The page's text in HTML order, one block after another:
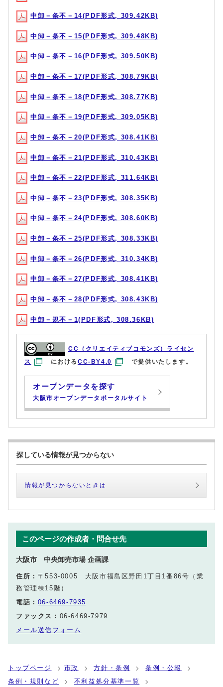
中卸－条不－14(PDF形式, 309.42KB)
中卸－条不－15(PDF形式, 309.48KB)
中卸－条不－16(PDF形式, 309.50KB)
中卸－条不－17(PDF形式, 308.79KB)
中卸－条不－18(PDF形式, 308.77KB)
中卸－条不－19(PDF形式, 309.05KB)
中卸－条不－20(PDF形式, 308.41KB)
中卸－条不－21(PDF形式, 310.43KB)
中卸－条不－22(PDF形式, 311.64KB)
中卸－条不－23(PDF形式, 308.35KB)
中卸－条不－24(PDF形式, 308.60KB)
中卸－条不－25(PDF形式, 308.33KB)
中卸－条不－26(PDF形式, 310.34KB)
中卸－条不－27(PDF形式, 308.41KB)
中卸－条不－28(PDF形式, 308.43KB)
中卸－規不－1(PDF形式, 308.36KB)
CC（クリエイティブコモンズ）ライセン
ス
におけるCC-BY4.0 で提供いたします。
オープンデータを探す
大阪市オープンデータポータルサイト
探している情報が見つからない
情報が見つからないときは
このページの作成者・問合せ先
大阪市 中央卸売市場 企画課
住所： 〒553-0005 大阪市福島区野田1丁目1番86号（業
務管理棟15階）
電話： 06-6469-7935
ファックス： 06-6469-7979
メール送信フォーム
トップページ 市政 方針・条例
条例・公報
条例・規則など
不利益処分基準一覧